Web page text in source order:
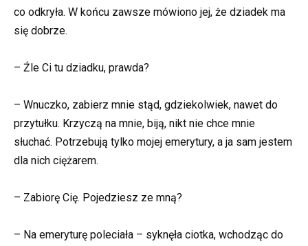
co odkryła. W końcu zawsze mówiono jej, że dziadek ma
się dobrze.
– Źle Ci tu dziadku, prawda?
– Wnuczko, zabierz mnie stąd, gdziekolwiek, nawet do
przytułku. Krzyczą na mnie, biją, nikt nie chce mnie
słuchać. Potrzebują tylko mojej emerytury, a ja sam jestem
dla nich ciężarem.
– Zabiorę Cię. Pojedziesz ze mną?
– Na emeryturę poleciała – syknęła ciotka, wchodząc do